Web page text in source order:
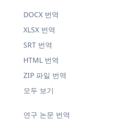
연구 논문 번역
DOCX 번역
XLSX 번역
SRT 번역
HTML 번역
ZIP 파일 번역
모두 보기